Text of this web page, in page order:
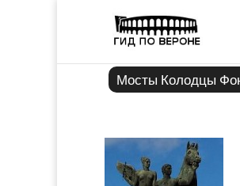
Мосты Колодцы